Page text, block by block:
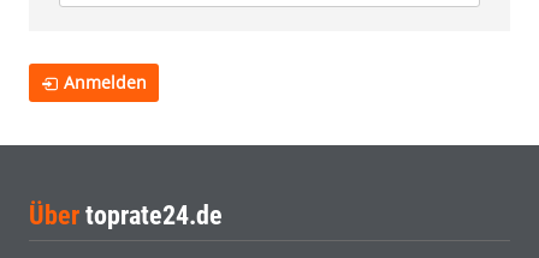
Anmelden
Über toprate24.de